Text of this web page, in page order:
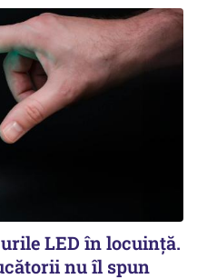
LED în locuință.
nu îl spun